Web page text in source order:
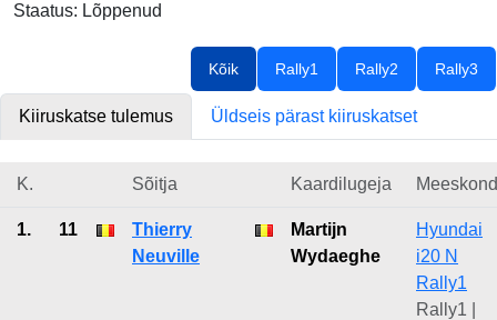
Staatus: Lõppenud
Kõik Rally1 Rally2 Rally3
Kiiruskatse tulemus Üldseis pärast kiiruskatset
K. Sõitja Kaardilugeja Meeskond
1. 11
Thierry
Neuville
Martijn
Wydaeghe
Hyundai
i20 N
Rally1
Rally1 |